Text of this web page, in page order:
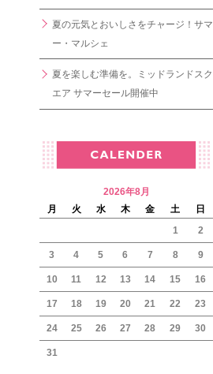
夏の元気とおいしさをチャージ！サマ
ー・マルシェ
夏を楽しむ準備を。ミッドランドスク
エア サマーセール開催中
2026年8月
月
火 水 木 金 土
日
1
2
3 4 5 6 7 8 9
10 11 12 13 14 15 16
17 18 19 20 21 22 23
24 25 26 27 28 29 30
31